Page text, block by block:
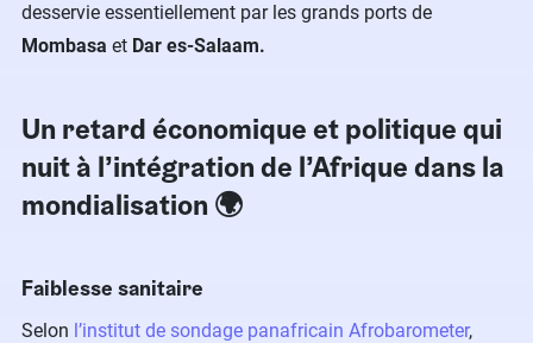
desservie essentiellement par les grands ports de
Mombasa et Dar es-Salaam.
Un retard économique et politique qui
nuit à l’intégration de l’Afrique dans la
mondialisation 🌍
Faiblesse sanitaire
Selon l’institut de sondage panafricain Afrobarometer,